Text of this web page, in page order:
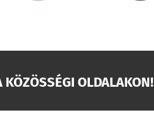
KÖZÖSSÉGI OLDALAKON!